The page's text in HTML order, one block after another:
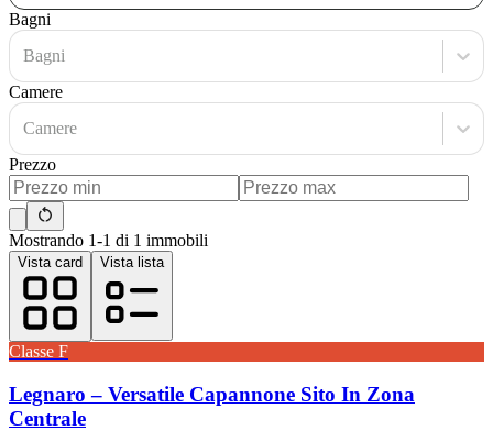
Bagni
Bagni
Camere
Camere
Prezzo
Mostrando 1-1 di 1 immobili
Vista card Vista lista
Classe F
Legnaro – Versatile Capannone Sito In Zona
Centrale